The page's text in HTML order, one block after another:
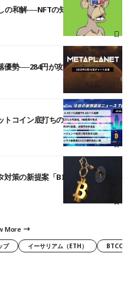
和解──NFTの知財保護に先例残
優勢──284円が攻防ラインか
トコイン底打ちの可能性──6万
策の新提案「BIP 360」公開──秘
More
プ イーサリアム（ETH） BTCC